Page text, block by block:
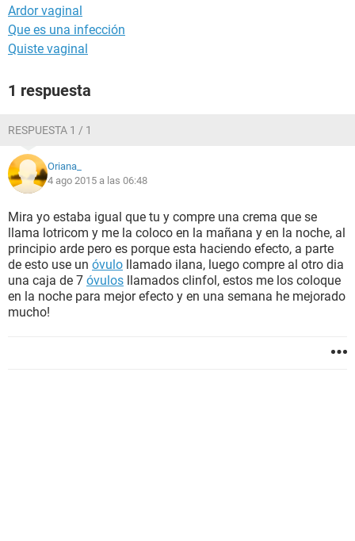
Ardor vaginal
Que es una infección
Quiste vaginal
1 respuesta
RESPUESTA 1 / 1
Oriana_
4 ago 2015 a las 06:48
Mira yo estaba igual que tu y compre una crema que se
llama lotricom y me la coloco en la mañana y en la noche, al
principio arde pero es porque esta haciendo efecto, a parte
de esto use un óvulo llamado ilana, luego compre al otro dia
una caja de 7 óvulos llamados clinfol, estos me los coloque
en la noche para mejor efecto y en una semana he mejorado
mucho!